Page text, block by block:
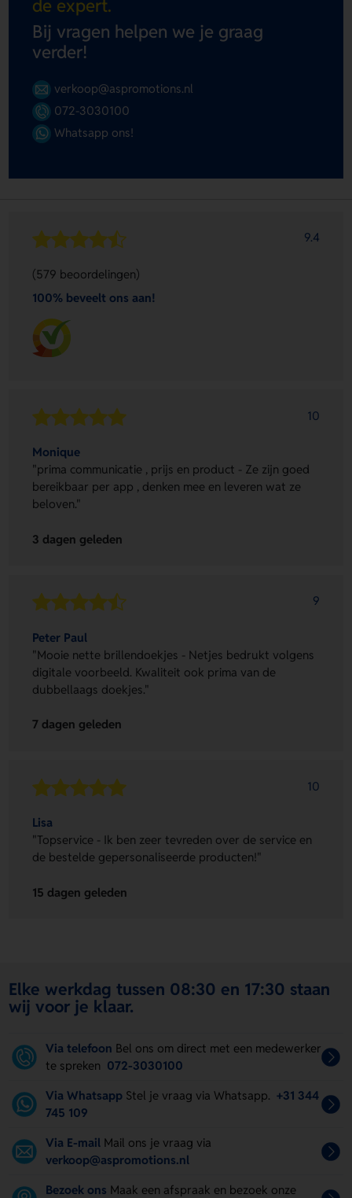
de expert.
Bij vragen helpen we je graag
verder!
verkoop@aspromotions.nl
072-3030100
Whatsapp ons!
9.4
(579 beoordelingen)
100% beveelt ons aan!
10
Monique
"prima communicatie , prijs en product - Ze zijn goed
bereikbaar per app , denken mee en leveren wat ze
beloven."
3 dagen geleden
9
Peter Paul
"Mooie nette brillendoekjes - Netjes bedrukt volgens
digitale voorbeeld. Kwaliteit ook prima van de
dubbellaags doekjes."
7 dagen geleden
10
Lisa
"Topservice - Ik ben zeer tevreden over de service en
de bestelde gepersonaliseerde producten!"
15 dagen geleden
Elke werkdag tussen 08:30 en 17:30 staan
wij voor je klaar.
Via telefoon Bel ons om direct met een medewerker
te spreken 072-3030100
Via Whatsapp Stel je vraag via Whatsapp. +31 344
745 109
Via E-mail Mail ons je vraag via
verkoop@aspromotions.nl
Bezoek ons Maak een afspraak en bezoek onze